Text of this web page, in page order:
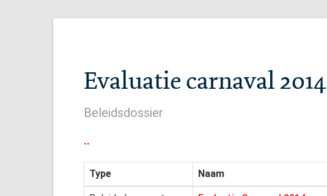
Evaluatie carnaval 2014
Beleidsdossier
..
Type Naam